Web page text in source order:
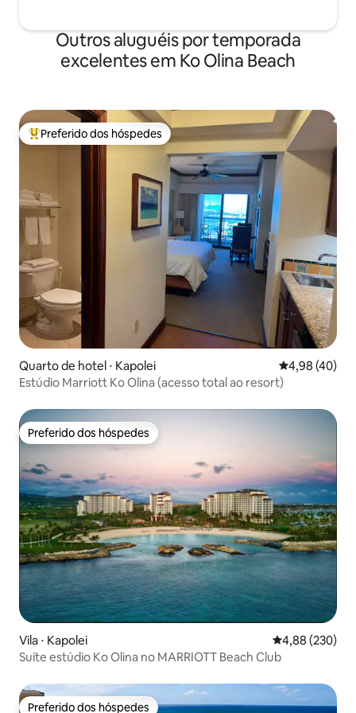
Outros aluguéis por temporada
excelentes em Ko Olina Beach
Entre os melhores preferidos dos hóspedes
Preferido dos hóspedes
Quarto de hotel ⋅ Kapolei 4,98 de uma
4,98 (40)
Estúdio Marriott Ko Olina (acesso total ao resort)
Preferido dos hóspedes
Preferido dos hóspedes
Vila ⋅ Kapolei 4,88 de uma
4,88 (230)
Suíte estúdio Ko Olina no MARRIOTT Beach Club
Preferido dos hóspedes